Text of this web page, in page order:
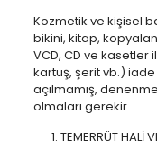
Kozmetik ve kişisel
bikini, kitap,
VCD, CD ve
kartuş, şerit vb.)
açılmamış,
olmaları gerekir.
TEMERRÜT HALİ